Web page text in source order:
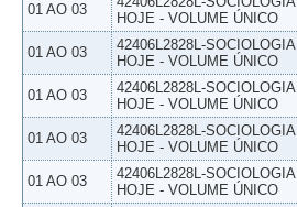
01 AO 03
HOJE - VOLUME ÚNICO
01 AO 03
42406L2828L-SOCIOLOGIA
HOJE - VOLUME ÚNICO
01 AO 03
42406L2828L-SOCIOLOGIA
HOJE - VOLUME ÚNICO
01 AO 03
42406L2828L-SOCIOLOGIA
HOJE - VOLUME ÚNICO
01 AO 03
42406L2828L-SOCIOLOGIA
HOJE - VOLUME ÚNICO